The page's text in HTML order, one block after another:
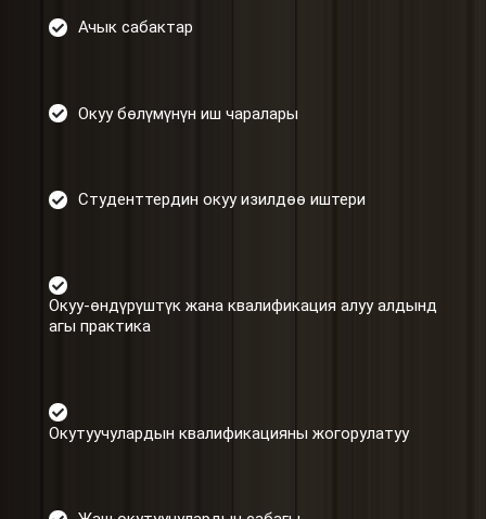
Ачык сабактар
Окуу бөлүмүнүн иш чаралары
Студенттердин окуу изилдөө иштери
Окуу-өндүрүштүк жана квалификация алуу алдынд
агы практика
Окутуучулардын квалификацияны жогорулатуу